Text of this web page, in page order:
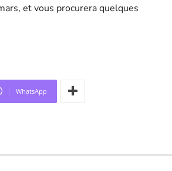
et vous procurera quelques
WhatsApp